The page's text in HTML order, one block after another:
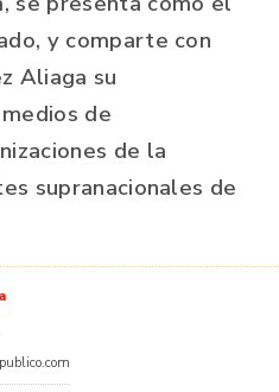
y comparte con
Aliaga su
de
de la
supranacionales de